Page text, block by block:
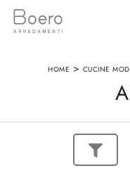
HOME > CUCINE